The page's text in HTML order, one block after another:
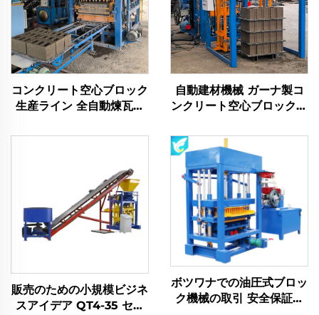
コンクリート空心ブロック
生産ライン 全自動煉瓦製
自動建材機械 ガーナ製コ
ンクリート空心ブロック製
煉瓦成形機 ザンビア販売
中
販売のための小規模ビジネ
スアイデア QT4-35 セミ
ボツワナでの油圧式ブロッ
ク機械の取引 安全保証付